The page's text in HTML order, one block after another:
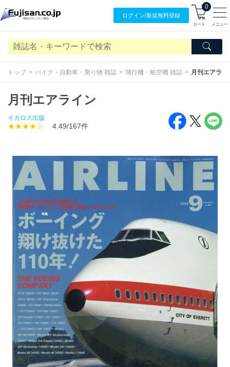
ログイン/新規無料登録
0
カート メニュー
トップ バイク・自動車・乗り物 雑誌 飛行機・航空機 雑誌 月刊エアライ
月刊エアライン
イカロス出版
★★★★☆ 4.49/167件